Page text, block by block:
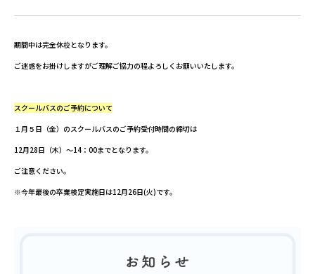
期間中は完全休校となります。
ご迷惑をお掛けしますがご理解ご協力の程よろしくお願いいたします。
スクールバスのご予約について
１月５日（金）のスクールバスのご予約受付時間の締切は
12月28日（木）～14：00までとなります。
ご注意ください。
※今年最後の卒業検定実施日は12月26日(火)です。